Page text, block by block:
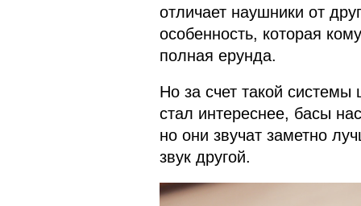
отличает наушники от
особенность, которая
полная ерунда.
Но за счет такой
стал интереснее, басы
но они звучат заметно
звук другой.